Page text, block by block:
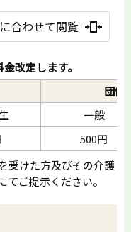
合わせて閲覧
改定します。
団体
一般
500円
受けた方及びその介護
ご提示ください。